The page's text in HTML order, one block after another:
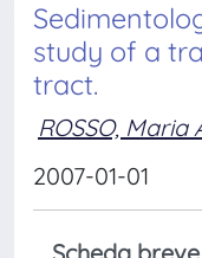
study of a
tract.
ROSSO,
2007-01-01